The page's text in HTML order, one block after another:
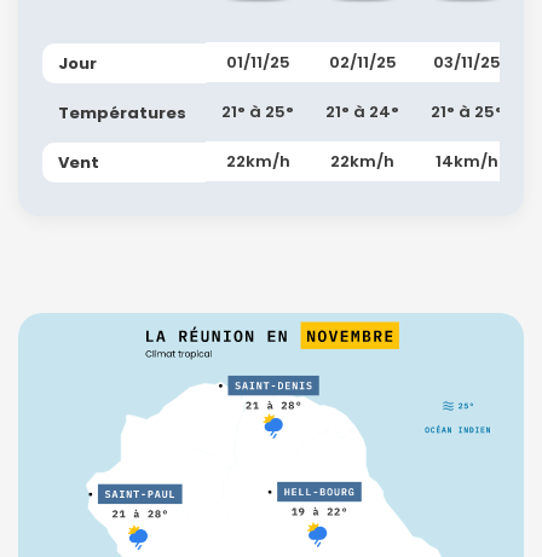
Jour
Températures
Vent
01/11/25
21° à 25°
22km/h
02/11/25
21° à 24°
22km/h
03/11/25
21° à 25°
14km/h